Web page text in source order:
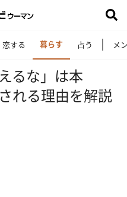
恋する 暮らす 占う メ
るな」は本
れる理由を解説